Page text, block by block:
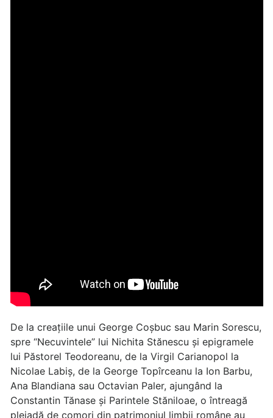
De la creațiile unui George Coșbuc sau Marin Sorescu,
spre “Necuvintele” lui Nichita Stănescu și epigramele
lui Păstorel Teodoreanu, de la Virgil Carianopol la
Nicolae Labiș, de la George Topîrceanu la Ion Barbu,
Ana Blandiana sau Octavian Paler, ajungând la
Constantin Tănase și Parintele Stăniloae, o întreagă
pleiadă de comori din patrimoniul limbii române au